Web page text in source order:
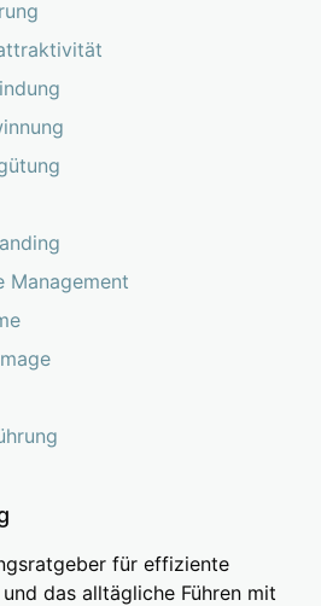
Management
für effiziente
das alltägliche Führen mit